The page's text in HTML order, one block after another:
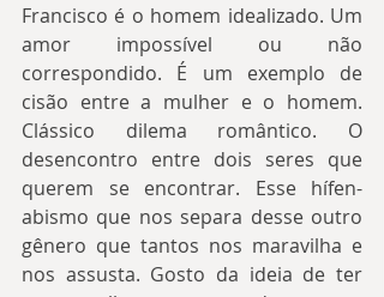
Francisco é o homem idealizado. Um
amor impossível ou não
correspondido. É um exemplo de
cisão entre a mulher e o homem.
Clássico dilema romântico. O
desencontro entre dois seres que
querem se encontrar. Esse hífen-
abismo que nos separa desse outro
gênero que tantos nos maravilha e
nos assusta. Gosto da ideia de ter